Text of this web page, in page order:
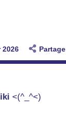
2026
<(^_^<)